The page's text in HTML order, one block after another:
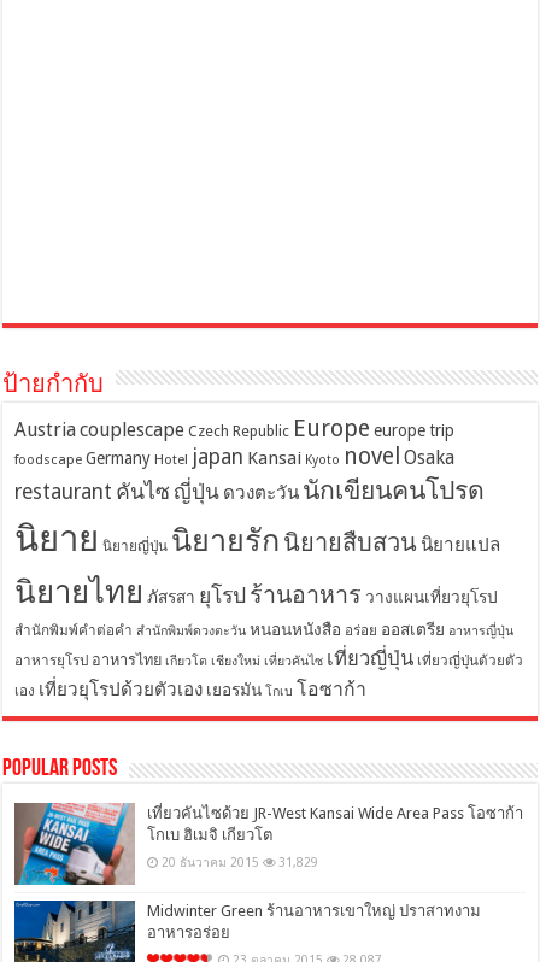
ป้ายกำกับ
Austriacouplescape Czech Republic Europe europe trip
foodscape Germany Hotel japan Kansai Kyoto novel Osaka
restaurant คันไซ ญี่ปุ่น ดวงตะวัน นักเขียนคนโปรด
นิยาย นิยายญี่ปุ่น นิยายรัก นิยายสืบสวน นิยายแปล
นิยายไทย ภัสรสา ยุโรป ร้านอาหาร วางแผนเที่ยวยุโรป
สำนักพิมพ์คำต่อคำ สำนักพิมพ์ดวงตะวัน หนอนหนังสือ อร่อย ออสเตรีย อาหารญี่ปุ่น
อาหารยุโรป อาหารไทย เกียวโต เชียงใหม่ เที่ยวคันไซ เที่ยวญี่ปุ่น เที่ยวญี่ปุ่นด้วยตัว
เอง เที่ยวยุโรปด้วยตัวเอง เยอรมัน โกเบ โอซาก้า
Popular Posts
เที่ยวคันไซด้วย JR-West Kansai Wide Area Pass โอซาก้า
โกเบ ฮิเมจิ เกียวโต
20 ธันวาคม 2015 31,829
Midwinter Green ร้านอาหารเขาใหญ่ ปราสาทงาม
อาหารอร่อย